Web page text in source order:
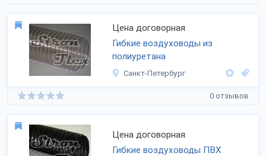
Цена договорная
Гибкие воздуховоды из
полиуретана
Санкт-Петербург
0 отзывов
Цена договорная
Гибкие воздуховоды ПВХ